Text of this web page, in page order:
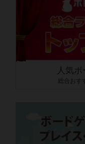
人気
総合おす